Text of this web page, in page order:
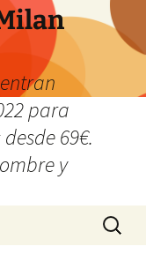
para
69€.
y
Buscar: